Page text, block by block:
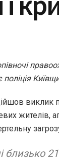
виклик
жителів,
близько